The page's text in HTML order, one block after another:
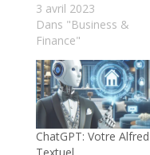
3 avril 2023
Dans "Business &
Finance"
ChatGPT: Votre Alfred
Textuel